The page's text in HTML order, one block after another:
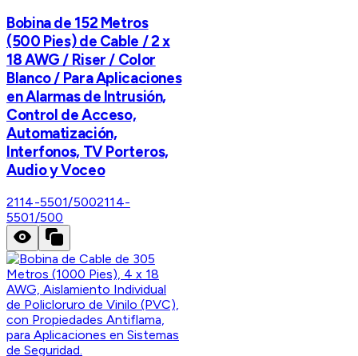
Bobina de 152 Metros
(500 Pies) de Cable / 2 x
18 AWG / Riser / Color
Blanco / Para Aplicaciones
en Alarmas de Intrusión,
Control de Acceso,
Automatización,
Interfonos, TV Porteros,
Audio y Voceo
2114-5501/5002114-
5501/500